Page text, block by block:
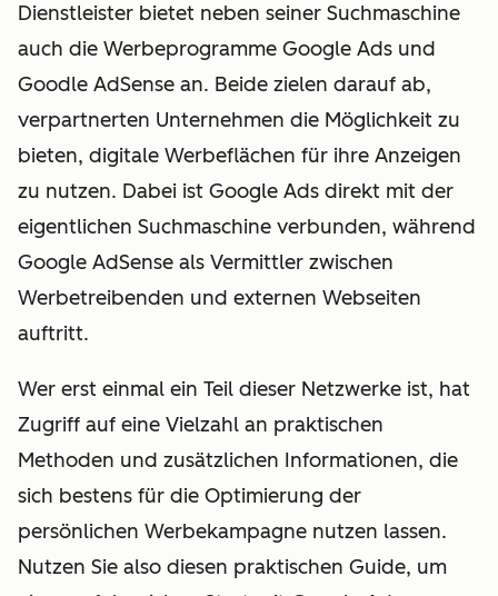
Dienstleister bietet neben seiner Suchmaschine
auch die Werbeprogramme Google Ads und
Goodle AdSense an. Beide zielen darauf ab,
verpartnerten Unternehmen die Möglichkeit zu
bieten, digitale Werbeflächen für ihre Anzeigen
zu nutzen. Dabei ist Google Ads direkt mit der
eigentlichen Suchmaschine verbunden, während
Google AdSense als Vermittler zwischen
Werbetreibenden und externen Webseiten
auftritt.
Wer erst einmal ein Teil dieser Netzwerke ist, hat
Zugriff auf eine Vielzahl an praktischen
Methoden und zusätzlichen Informationen, die
sich bestens für die Optimierung der
persönlichen Werbekampagne nutzen lassen.
Nutzen Sie also diesen praktischen Guide, um